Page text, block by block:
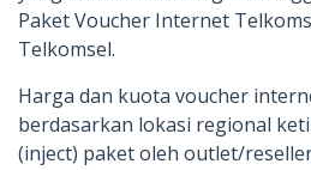
Paket Voucher Internet
Telkomsel.
Harga dan kuota voucher
berdasarkan lokasi regional
(inject) paket oleh outlet/